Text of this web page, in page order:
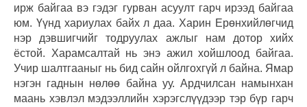
ирж байгаа вэ гэдэг гурван асуулт гарч ирээд байгаа
юм. Үүнд хариулах байх л даа. Харин Ерөнхийлөгчид
нэр дэвшигчийг тодруулах ажлыг нам дотор хийх
ёстой. Харамсалтай нь энэ ажил хойшлоод байгаа.
Учир шалтгааныг нь бид сайн ойлгохгүй л байна. Ямар
нэгэн гаднын нөлөө байна уу. Ардчилсан намынхан
маань хэвлэл мэдээллийн хэрэгслүүдээр тэр бүр гарч